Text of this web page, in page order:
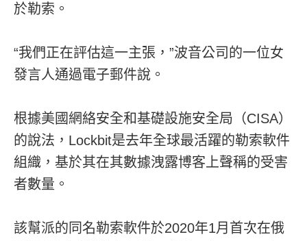
於勒索。
“我們正在評估這一主張，”波音公司的一位女
發言人通過電子郵件說。
根據美國網絡安全和基礎設施安全局（CISA）
的說法，Lockbit是去年全球最活躍的勒索軟件
組織，基於其在其數據洩露博客上聲稱的受害
者數量。
該幫派的同名勒索軟件於2020年1月首次在俄